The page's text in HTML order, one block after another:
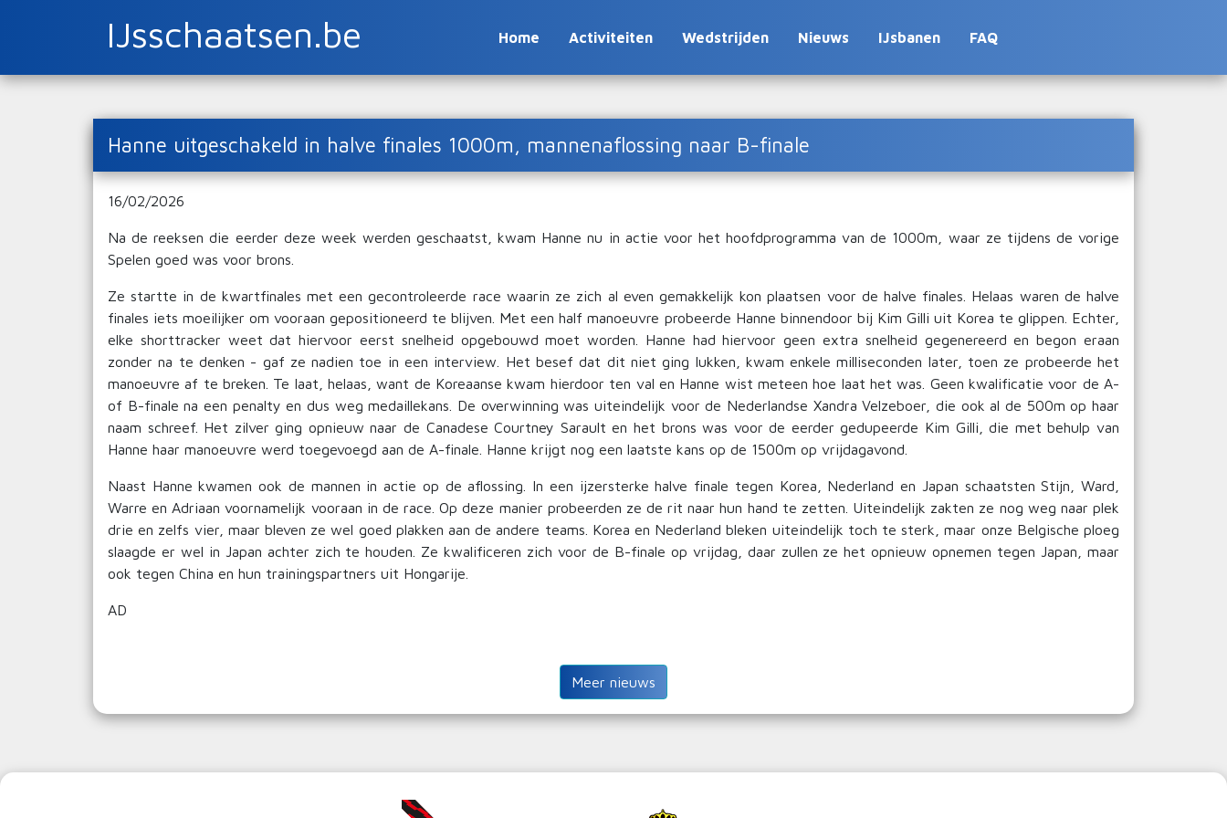
IJsschaatsen.be Home Activiteiten Wedstrijden Nieuws IJsbanen FAQ
Hanne uitgeschakeld in halve finales 1000m, mannenaflossing naar B-finale
16/02/2026
Na de reeksen die eerder deze week werden geschaatst, kwam Hanne nu in actie voor het hoofdprogramma van de 1000m, waar ze tijdens de vorige
Spelen goed was voor brons.
Ze startte in de kwartfinales met een gecontroleerde race waarin ze zich al even gemakkelijk kon plaatsen voor de halve finales. Helaas waren de halve
finales iets moeilijker om vooraan gepositioneerd te blijven. Met een half manoeuvre probeerde Hanne binnendoor bij Kim Gilli uit Korea te glippen. Echter,
elke shorttracker weet dat hiervoor eerst snelheid opgebouwd moet worden. Hanne had hiervoor geen extra snelheid gegenereerd en begon eraan
zonder na te denken - gaf ze nadien toe in een interview. Het besef dat dit niet ging lukken, kwam enkele milliseconden later, toen ze probeerde het
manoeuvre af te breken. Te laat, helaas, want de Koreaanse kwam hierdoor ten val en Hanne wist meteen hoe laat het was. Geen kwalificatie voor de A-
of B-finale na een penalty en dus weg medaillekans. De overwinning was uiteindelijk voor de Nederlandse Xandra Velzeboer, die ook al de 500m op haar
naam schreef. Het zilver ging opnieuw naar de Canadese Courtney Sarault en het brons was voor de eerder gedupeerde Kim Gilli, die met behulp van
Hanne haar manoeuvre werd toegevoegd aan de A-finale. Hanne krijgt nog een laatste kans op de 1500m op vrijdagavond.
Naast Hanne kwamen ook de mannen in actie op de aflossing. In een ijzersterke halve finale tegen Korea, Nederland en Japan schaatsten Stijn, Ward,
Warre en Adriaan voornamelijk vooraan in de race. Op deze manier probeerden ze de rit naar hun hand te zetten. Uiteindelijk zakten ze nog weg naar plek
drie en zelfs vier, maar bleven ze wel goed plakken aan de andere teams. Korea en Nederland bleken uiteindelijk toch te sterk, maar onze Belgische ploeg
slaagde er wel in Japan achter zich te houden. Ze kwalificeren zich voor de B-finale op vrijdag, daar zullen ze het opnieuw opnemen tegen Japan, maar
ook tegen China en hun trainingspartners uit Hongarije.
AD
Meer nieuws